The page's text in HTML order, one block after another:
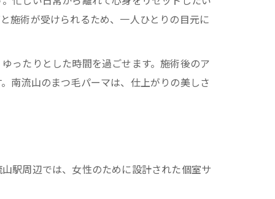
施術が受けられるため、一人ひとりの目元に
ったりとした時間を過ごせます。施術後のア
南流山のまつ毛パーマは、仕上がりの美しさ
駅周辺では、女性のために設計された個室サ